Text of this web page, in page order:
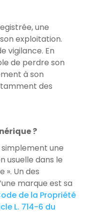
une
exploitation.
vigilance. En
de perdre son
à son
des
?
une
usuelle dans le
». Un des
marque est sa
de la Propriété
L. 714-6 du